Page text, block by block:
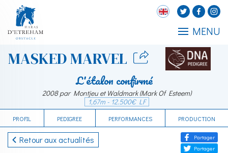
MENU
MASKED MARVEL
L'étalon confirmé
2008 par Montjeu et Waldmark (Mark Of Esteem)
1,67m - 12.500€ LF
PROFIL PEDIGREE PERFORMANCES PRODUCTION
Partager
Partager
Retour aux actualités